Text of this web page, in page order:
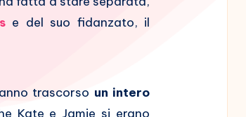
e del suo fidanzato, il
trascorso un intero
Kate e Jamie si erano